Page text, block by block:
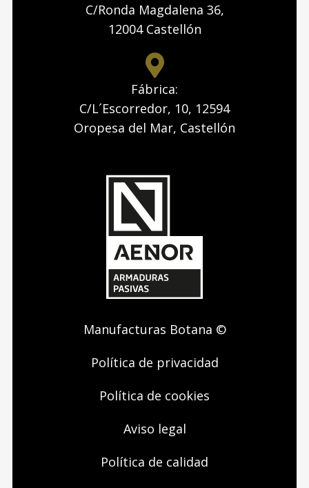
C/Ronda Magdalena 36,
12004 Castellón
Fábrica:
C/L´Escorredor, 10, 12594
Oropesa del Mar, Castellón
Manufacturas Botana ©
Política de privacidad
Política de cookies
Aviso legal
Política de calidad